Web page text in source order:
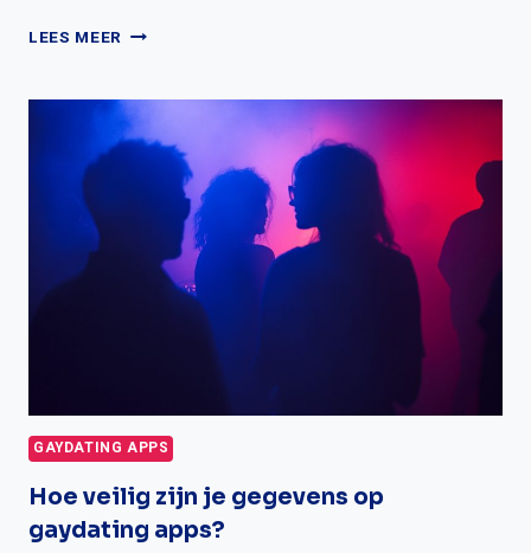
LEES MEER ONTDEK
EEN
BETROUWBARE
GAY
DATING
GAYDATING APPS
Hoe veilig zijn je gegevens op
gaydating apps?